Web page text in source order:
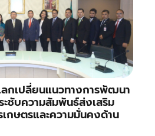
กเปลี่ยนแนวทางการพัฒนา
ชับความสัมพันธ์ส่งเสริม
กษตรและความมั่นคงด้าน